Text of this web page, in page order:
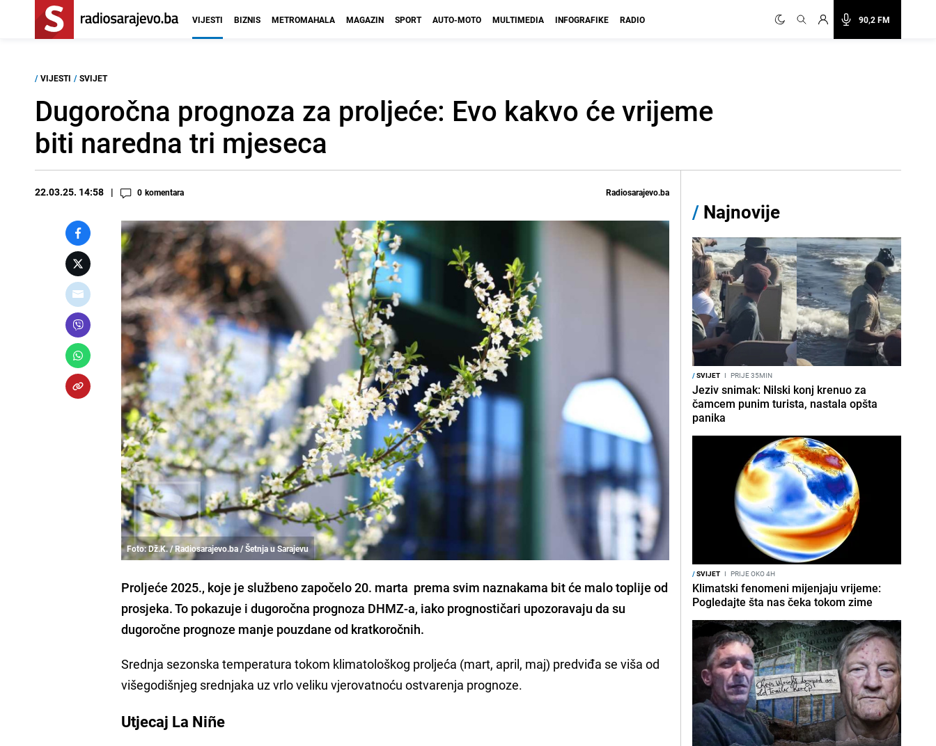
90,2 FM
VIJESTI BIZNIS METROMAHALA MAGAZIN SPORT AUTO-MOTO MULTIMEDIA INFOGRAFIKE RADIO
/ VIJESTI / SVIJET
Dugoročna prognoza za proljeće: Evo kakvo će vrijeme
biti naredna tri mjeseca
22.03.25. 14:58 0 komentara Radiosarajevo.ba
Foto: Dž.K. / Radiosarajevo.ba / Šetnja u Sarajevu
Proljeće 2025., koje je službeno započelo 20. marta prema svim naznakama bit će malo toplije od
prosjeka. To pokazuje i dugoročna prognoza DHMZ-a, iako prognostičari upozoravaju da su
dugoročne prognoze manje pouzdane od kratkoročnih.
Srednja sezonska temperatura tokom klimatološkog proljeća (mart, april, maj) predviđa se viša od
višegodišnjeg srednjaka uz vrlo veliku vjerovatnoću ostvarenja prognoze.
Utjecaj La Niñe
/ Najnovije
/SVIJET I PRIJE 35MIN
Jeziv snimak: Nilski konj krenuo za
čamcem punim turista, nastala opšta
panika
/SVIJET I PRIJE OKO 4H
Klimatski fenomeni mijenjaju vrijeme:
Pogledajte šta nas čeka tokom zime